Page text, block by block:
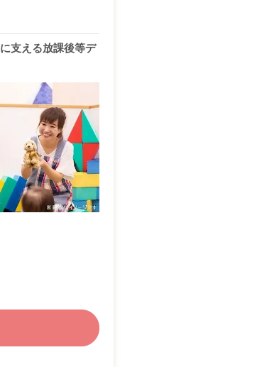
支える放課後等デ